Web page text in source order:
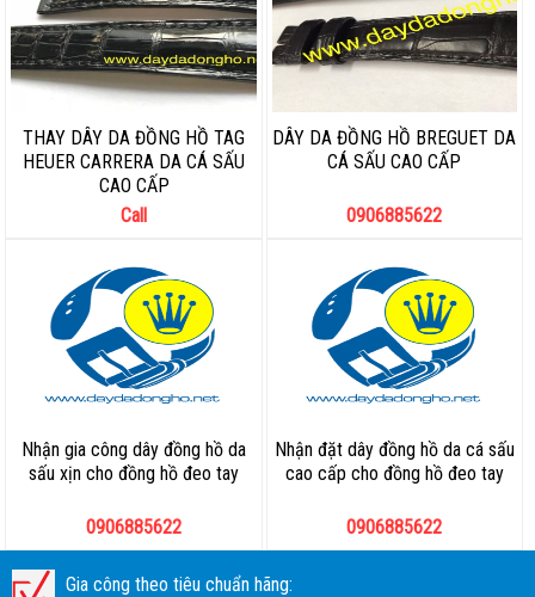
THAY DÂY DA ĐỒNG HỒ TAG
HEUER CARRERA DA CÁ SẤU
CAO CẤP
Call
DÂY DA ĐỒNG HỒ BREGUET DA
CÁ SẤU CAO CẤP
0906885622
Nhận gia công dây đồng hồ da
sấu xịn cho đồng hồ đeo tay
0906885622
Nhận đặt dây đồng hồ da cá sấu
cao cấp cho đồng hồ đeo tay
0906885622
Gia công theo tiêu chuẩn hãng: